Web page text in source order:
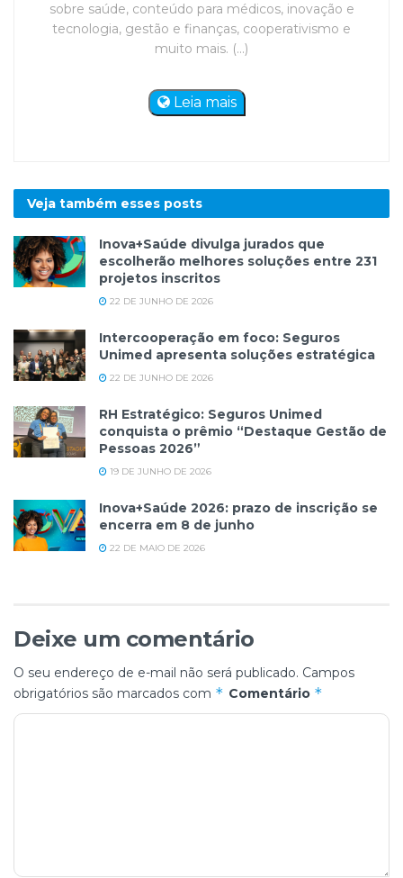
sobre saúde, conteúdo para médicos, inovação e
tecnologia, gestão e finanças, cooperativismo e
muito mais. (...)
Leia mais
Veja também esses posts
Inova+Saúde divulga jurados que
escolherão melhores soluções entre 231
projetos inscritos
22 DE JUNHO DE 2026
Intercooperação em foco: Seguros
Unimed apresenta soluções estratégica
22 DE JUNHO DE 2026
RH Estratégico: Seguros Unimed
conquista o prêmio “Destaque Gestão de
Pessoas 2026”
19 DE JUNHO DE 2026
Inova+Saúde 2026: prazo de inscrição se
encerra em 8 de junho
22 DE MAIO DE 2026
Deixe um comentário
O seu endereço de e-mail não será publicado. Campos
obrigatórios são marcados com * Comentário *